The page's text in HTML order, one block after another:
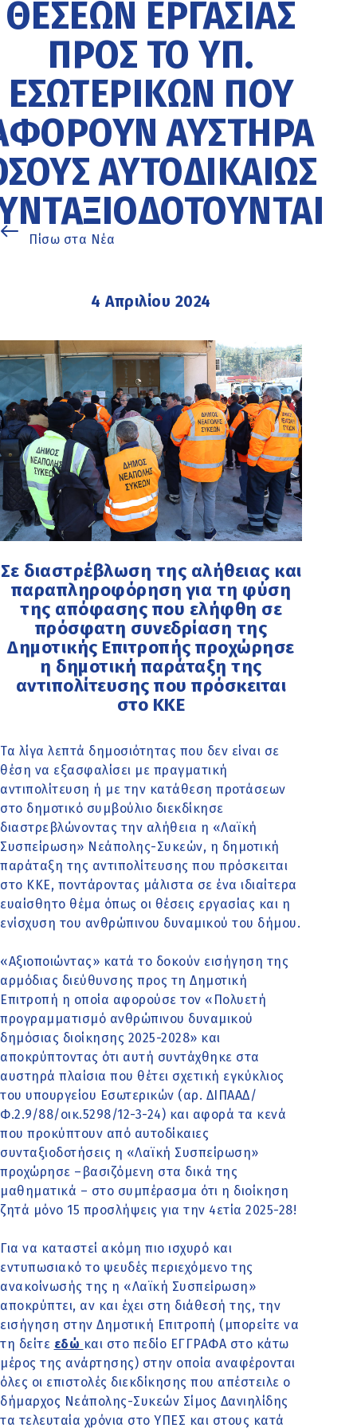
ΘΈΣΕΩΝ ΕΡΓΑΣΊΑΣ
ΠΡΟΣ ΤΟ ΥΠ.
ΕΣΩΤΕΡΙΚΏΝ ΠΟΥ
ΑΥΣΤΗΡΆ
ΑΥΤΟΔΙΚΑΊΩΣ
Πίσω στα Νέα
4 Απριλίου 2024
Σε διαστρέβλωση της αλήθειας και
παραπληροφόρηση για τη φύση
της απόφασης που ελήφθη σε
πρόσφατη συνεδρίαση της
Δημοτικής Επιτροπής προχώρησε
η δημοτική παράταξη της
αντιπολίτευσης που πρόσκειται
στο ΚΚΕ
Τα λίγα λεπτά δημοσιότητας που δεν είναι σε
θέση να εξασφαλίσει με πραγματική
αντιπολίτευση ή με την κατάθεση προτάσεων
στο δημοτικό συμβούλιο διεκδίκησε
διαστρεβλώνοντας την αλήθεια η «Λαϊκή
Συσπείρωση» Νεάπολης-Συκεών, η δημοτική
παράταξη της αντιπολίτευσης που πρόσκειται
στο ΚΚΕ, ποντάροντας μάλιστα σε ένα ιδιαίτερα
ευαίσθητο θέμα όπως οι θέσεις εργασίας και η
ενίσχυση του ανθρώπινου δυναμικού του δήμου.
«Αξιοποιώντας» κατά το δοκούν εισήγηση της
αρμόδιας διεύθυνσης προς τη Δημοτική
Επιτροπή η οποία αφορούσε τον «Πολυετή
προγραμματισμό ανθρώπινου δυναμικού
δημόσιας διοίκησης 2025-2028» και
αποκρύπτοντας ότι αυτή συντάχθηκε στα
αυστηρά πλαίσια που θέτει σχετική εγκύκλιος
του υπουργείου Εσωτερικών (αρ. ΔΙΠΑΑΔ/
Φ.2.9/88/οικ.5298/12-3-24) και αφορά τα κενά
που προκύπτουν από αυτοδίκαιες
συνταξιοδοτήσεις η «Λαϊκή Συσπείρωση»
προχώρησε –βασιζόμενη στα δικά της
μαθηματικά – στο συμπέρασμα ότι η διοίκηση
ζητά μόνο 15 προσλήψεις για την 4ετία 2025-28!
Για να καταστεί ακόμη πιο ισχυρό και
εντυπωσιακό το ψευδές περιεχόμενο της
ανακοίνωσής της η «Λαϊκή Συσπείρωση»
αποκρύπτει, αν και έχει στη διάθεσή της, την
εισήγηση στην Δημοτική Επιτροπή (μπορείτε να
τη δείτε εδώ και στο πεδίο ΕΓΓΡΑΦΑ στο κάτω
μέρος της ανάρτησης) στην οποία αναφέρονται
όλες οι επιστολές διεκδίκησης που απέστειλε ο
δήμαρχος Νεάπολης-Συκεών Σίμος Δανιηλίδης
τα τελευταία χρόνια στο ΥΠΕΣ και στους κατά